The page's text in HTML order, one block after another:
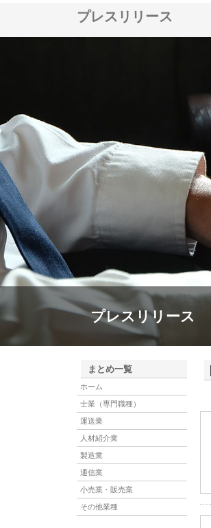
プレスリリース
プレスリリース
まとめ一覧
ホーム
士業（専門職種）
運送業
人材紹介業
製造業
通信業
小売業・販売業
その他業種